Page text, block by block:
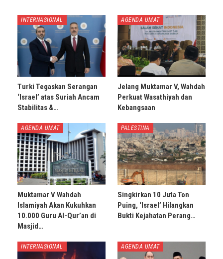
INTERNASIONAL
Turki Tegaskan Serangan
‘Israel’ atas Suriah Ancam
Stabilitas &…
AGENDA UMAT
Jelang Muktamar V, Wahdah
Perkuat Wasathiyah dan
Kebangsaan
AGENDA UMAT
Muktamar V Wahdah
Islamiyah Akan Kukuhkan
10.000 Guru Al-Qur’an di
Masjid…
PALESTINA
Singkirkan 10 Juta Ton
Puing, ‘Israel’ Hilangkan
Bukti Kejahatan Perang…
INTERNASIONAL AGENDA UMAT